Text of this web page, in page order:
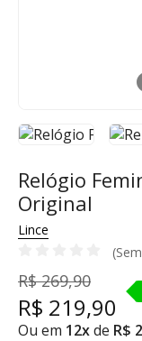
Relógio
Original
Lince
R$ 269,90
R$ 219,90
Ou em 12xde R$